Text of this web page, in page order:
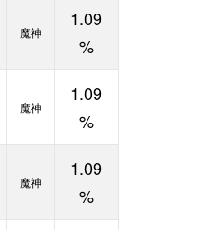
魔神
1.09
%
魔神
1.09
%
魔神
1.09
%